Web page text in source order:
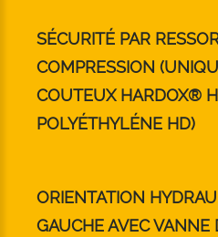
SÉCURITÉ PAR
COMPRESSION
COUTEUX HARDOX®
POLYÉTHYLÉNE HD)
ORIENTATION
GAUCHE AVEC VANNE